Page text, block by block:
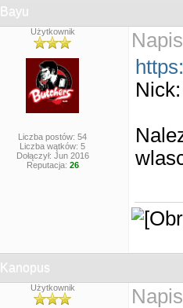
Bayu
Użytkownik
Liczba postów: 54
Liczba wątków: 5
Dołączył: Jun 2016
Reputacja: 26
Kanopus
Użytkownik